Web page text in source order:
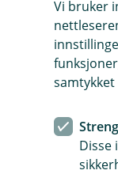
Vi bruker
Disse